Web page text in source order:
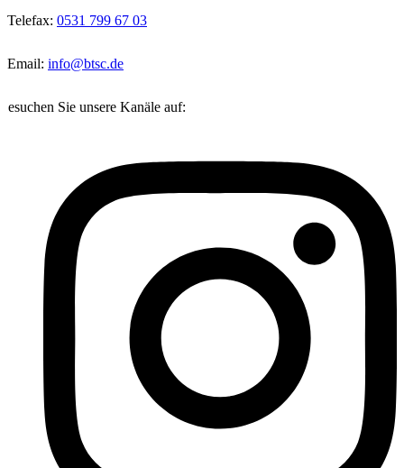
Telefax: 0531 799 67 03
Email: info@btsc.de
Sie unsere Kanäle auf: